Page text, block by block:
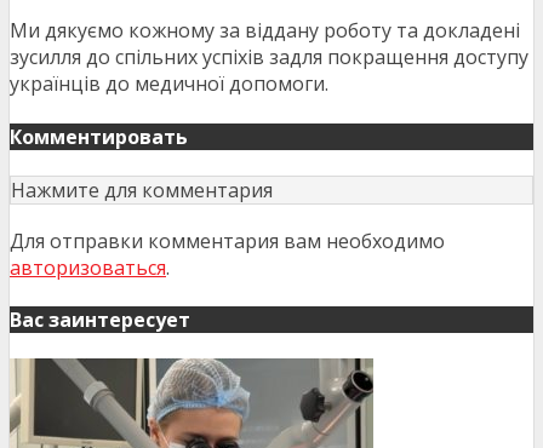
Ми дякуємо кожному за віддану роботу та докладені
зусилля до спільних успіхів задля покращення доступу
українців до медичної допомоги.
Комментировать
Нажмите для комментария
Для отправки комментария вам необходимо
авторизоваться.
Вас заинтересует